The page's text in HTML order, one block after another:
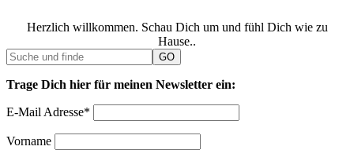
Herzlich willkommen. Schau Dich um und fühl Dich wie zu
Hause..
Trage Dich hier für meinen Newsletter ein:
E-Mail Adresse*
Vorname